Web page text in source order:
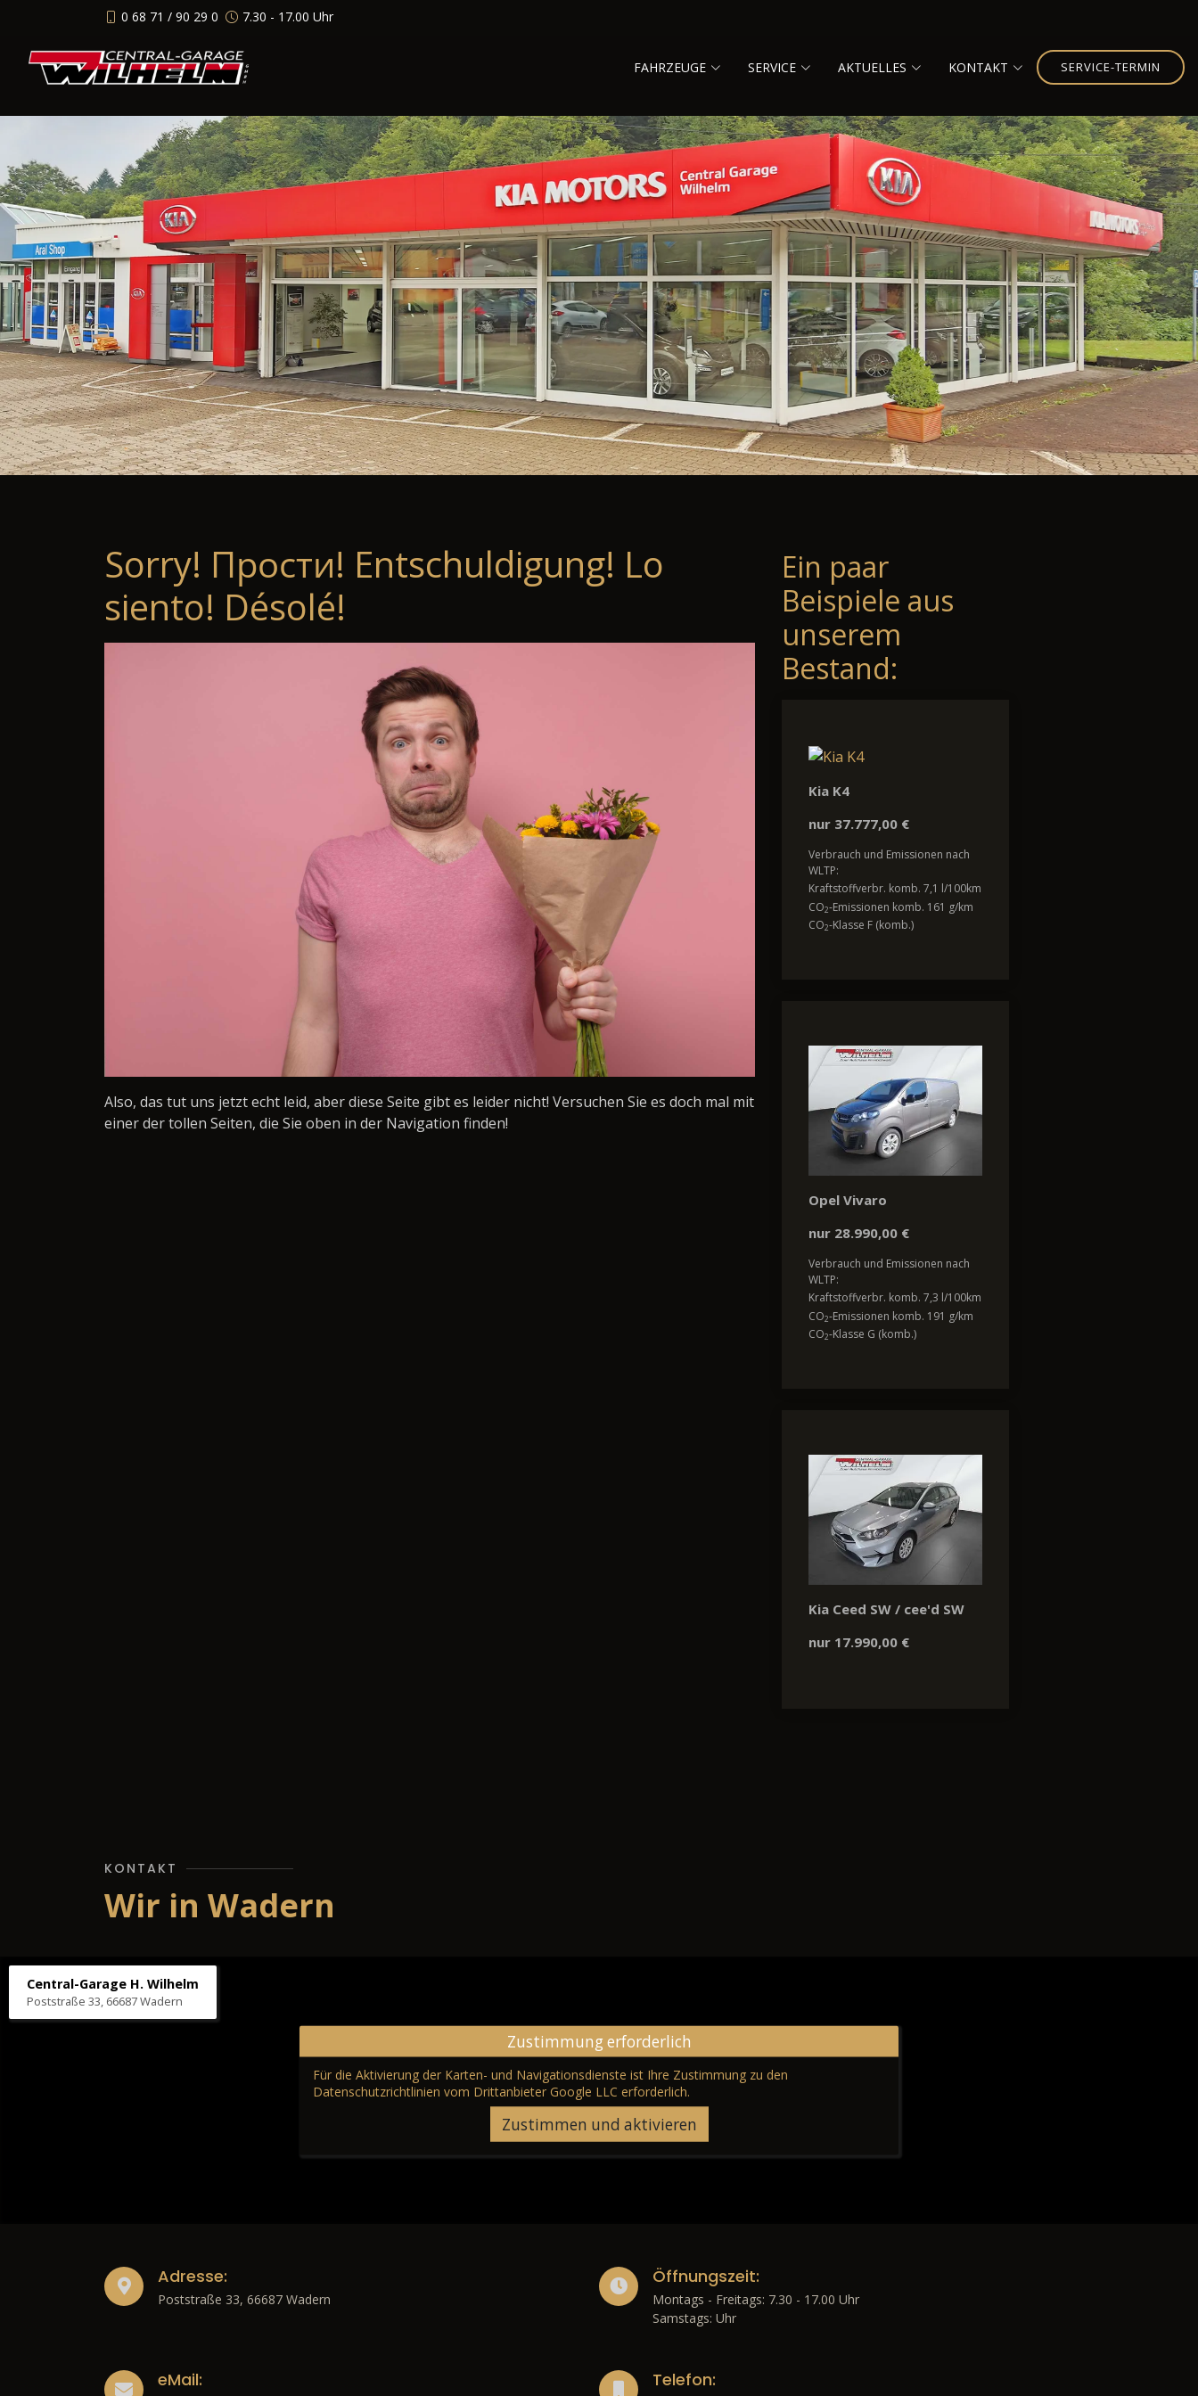
0 68 71 / 90 29 0 7.30 - 17.00 Uhr
FAHRZEUGE SERVICE AKTUELLES KONTAKT SERVICE-TERMIN
Sorry! Прости! Entschuldigung! Lo
siento! Désolé!
Also, das tut uns jetzt echt leid, aber diese Seite gibt es leider nicht! Versuchen Sie es doch mal mit
einer der tollen Seiten, die Sie oben in der Navigation finden!
Ein paar
Beispiele aus
unserem
Bestand:
Kia K4
nur 37.777,00 €
Verbrauch und Emissionen nach
WLTP:
Kraftstoffverbr. komb. 7,1 l/100km
CO2-Emissionen komb. 161 g/km
CO2-Klasse F (komb.)
Opel Vivaro
nur 28.990,00 €
Verbrauch und Emissionen nach
WLTP:
Kraftstoffverbr. komb. 7,3 l/100km
CO2-Emissionen komb. 191 g/km
CO2-Klasse G (komb.)
Kia Ceed SW / cee'd SW
nur 17.990,00 €
KONTAKT
Wir in Wadern
Central-Garage H. Wilhelm
Poststraße 33, 66687 Wadern
Zustimmung erforderlich
Für die Aktivierung der Karten- und Navigationsdienste ist Ihre Zustimmung zu den
Datenschutzrichtlinien vom Drittanbieter Google LLC erforderlich.
Zustimmen und aktivieren
Adresse:
Poststraße 33, 66687 Wadern
Öffnungszeit:
Montags - Freitags: 7.30 - 17.00 Uhr
Samstags: Uhr
eMail: Telefon: